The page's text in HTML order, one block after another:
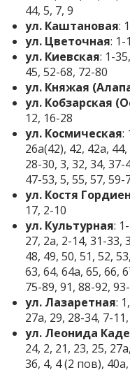
44, 5, 7, 9
ул. Каштановая:
ул. Цветочная: 1-
ул. Киевская: 1-
45, 52-68, 72-80
ул. Княжая
ул. Кобзарская
12, 16-28
ул. Космическая:
26а(42), 42, 42а,
28-30, 3, 32, 34, 37-
47-53, 5, 55, 57, 59-
ул. Костя
17, 2-10
ул. Культурная:
27, 2а, 2-14, 31-33,
48, 49, 50, 51, 52,
63, 64, 64а, 65, 66,
75-89, 91, 88-92,
ул. Лазаретная:
27а, 29, 28-34, 7-
ул. Леонида
24, 2, 21, 23, 25,
3б, 4, 4 (2 пов),